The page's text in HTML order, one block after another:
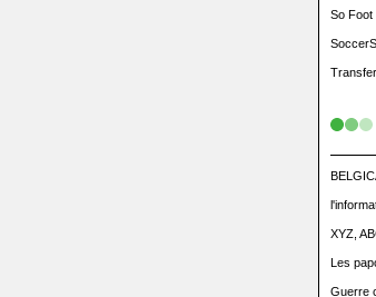
So Foot
XYZ,
Les
Guerre